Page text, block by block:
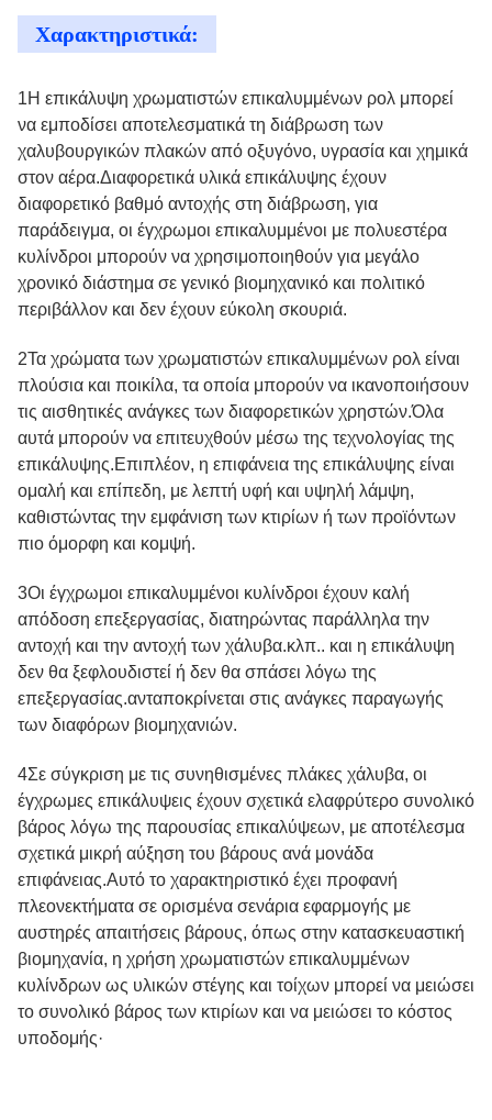
Χαρακτηριστικά:
1Η επικάλυψη χρωματιστών επικαλυμμένων ρολ μπορεί
να εμποδίσει αποτελεσματικά τη διάβρωση των
χαλυβουργικών πλακών από οξυγόνο, υγρασία και χημικά
στον αέρα.Διαφορετικά υλικά επικάλυψης έχουν
διαφορετικό βαθμό αντοχής στη διάβρωση, για
παράδειγμα, οι έγχρωμοι επικαλυμμένοι με πολυεστέρα
κυλίνδροι μπορούν να χρησιμοποιηθούν για μεγάλο
χρονικό διάστημα σε γενικό βιομηχανικό και πολιτικό
περιβάλλον και δεν έχουν εύκολη σκουριά.
2Τα χρώματα των χρωματιστών επικαλυμμένων ρολ είναι
πλούσια και ποικίλα, τα οποία μπορούν να ικανοποιήσουν
τις αισθητικές ανάγκες των διαφορετικών χρηστών.Όλα
αυτά μπορούν να επιτευχθούν μέσω της τεχνολογίας της
επικάλυψης.Επιπλέον, η επιφάνεια της επικάλυψης είναι
ομαλή και επίπεδη, με λεπτή υφή και υψηλή λάμψη,
καθιστώντας την εμφάνιση των κτιρίων ή των προϊόντων
πιο όμορφη και κομψή.
3Οι έγχρωμοι επικαλυμμένοι κυλίνδροι έχουν καλή
απόδοση επεξεργασίας, διατηρώντας παράλληλα την
αντοχή και την αντοχή των χάλυβα.κλπ.. και η επικάλυψη
δεν θα ξεφλουδιστεί ή δεν θα σπάσει λόγω της
επεξεργασίας.ανταποκρίνεται στις ανάγκες παραγωγής
των διαφόρων βιομηχανιών.
4Σε σύγκριση με τις συνηθισμένες πλάκες χάλυβα, οι
έγχρωμες επικάλυψεις έχουν σχετικά ελαφρύτερο συνολικό
βάρος λόγω της παρουσίας επικαλύψεων, με αποτέλεσμα
σχετικά μικρή αύξηση του βάρους ανά μονάδα
επιφάνειας.Αυτό το χαρακτηριστικό έχει προφανή
πλεονεκτήματα σε ορισμένα σενάρια εφαρμογής με
αυστηρές απαιτήσεις βάρους, όπως στην κατασκευαστική
βιομηχανία, η χρήση χρωματιστών επικαλυμμένων
κυλίνδρων ως υλικών στέγης και τοίχων μπορεί να μειώσει
το συνολικό βάρος των κτιρίων και να μειώσει το κόστος
υποδομής·